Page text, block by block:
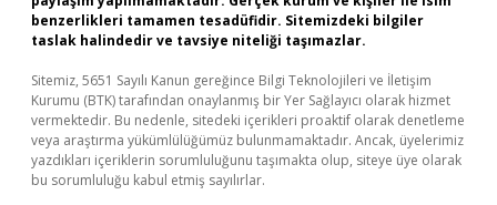
benzerlikleri tamamen tesadüfidir. Sitemizdeki bilgiler
taslak halindedir ve tavsiye niteliği taşımazlar.
Sitemiz, 5651 Sayılı Kanun gereğince Bilgi Teknolojileri ve İletişim
Kurumu (BTK) tarafından onaylanmış bir Yer Sağlayıcı olarak hizmet
vermektedir. Bu nedenle, sitedeki içerikleri proaktif olarak denetleme
veya araştırma yükümlülüğümüz bulunmamaktadır. Ancak, üyelerimiz
yazdıkları içeriklerin sorumluluğunu taşımakta olup, siteye üye olarak
bu sorumluluğu kabul etmiş sayılırlar.